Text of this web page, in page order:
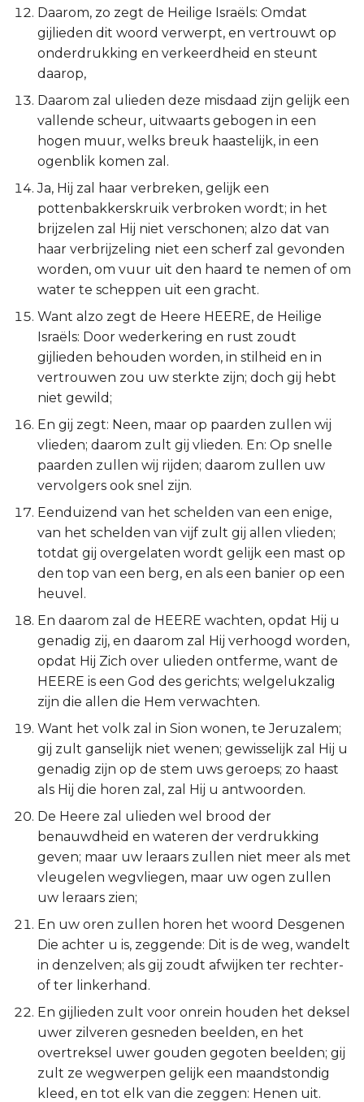
Judas
Openbaring
Daarom, zo zegt de Heilige Israëls: Omdat
gijlieden dit woord verwerpt, en vertrouwt op
onderdrukking en verkeerdheid en steunt
daarop,
Daarom zal ulieden deze misdaad zijn gelijk een
vallende scheur, uitwaarts gebogen in een
hogen muur, welks breuk haastelijk, in een
ogenblik komen zal.
Ja, Hij zal haar verbreken, gelijk een
pottenbakkerskruik verbroken wordt; in het
brijzelen zal Hij niet verschonen; alzo dat van
haar verbrijzeling niet een scherf zal gevonden
worden, om vuur uit den haard te nemen of om
water te scheppen uit een gracht.
Want alzo zegt de Heere HEERE, de Heilige
Israëls: Door wederkering en rust zoudt
gijlieden behouden worden, in stilheid en in
vertrouwen zou uw sterkte zijn; doch gij hebt
niet gewild;
En gij zegt: Neen, maar op paarden zullen wij
vlieden; daarom zult gij vlieden. En: Op snelle
paarden zullen wij rijden; daarom zullen uw
vervolgers ook snel zijn.
Eenduizend van het schelden van een enige,
van het schelden van vijf zult gij allen vlieden;
totdat gij overgelaten wordt gelijk een mast op
den top van een berg, en als een banier op een
heuvel.
En daarom zal de HEERE wachten, opdat Hij u
genadig zij, en daarom zal Hij verhoogd worden,
opdat Hij Zich over ulieden ontferme, want de
HEERE is een God des gerichts; welgelukzalig
zijn die allen die Hem verwachten.
Want het volk zal in Sion wonen, te Jeruzalem;
gij zult ganselijk niet wenen; gewisselijk zal Hij u
genadig zijn op de stem uws geroeps; zo haast
als Hij die horen zal, zal Hij u antwoorden.
De Heere zal ulieden wel brood der
benauwdheid en wateren der verdrukking
geven; maar uw leraars zullen niet meer als met
vleugelen wegvliegen, maar uw ogen zullen
uw leraars zien;
En uw oren zullen horen het woord Desgenen
Die achter u is, zeggende: Dit is de weg, wandelt
in denzelven; als gij zoudt afwijken ter rechter-
of ter linkerhand.
En gijlieden zult voor onrein houden het deksel
uwer zilveren gesneden beelden, en het
overtreksel uwer gouden gegoten beelden; gij
zult ze wegwerpen gelijk een maandstondig
kleed, en tot elk van die zeggen: Henen uit.